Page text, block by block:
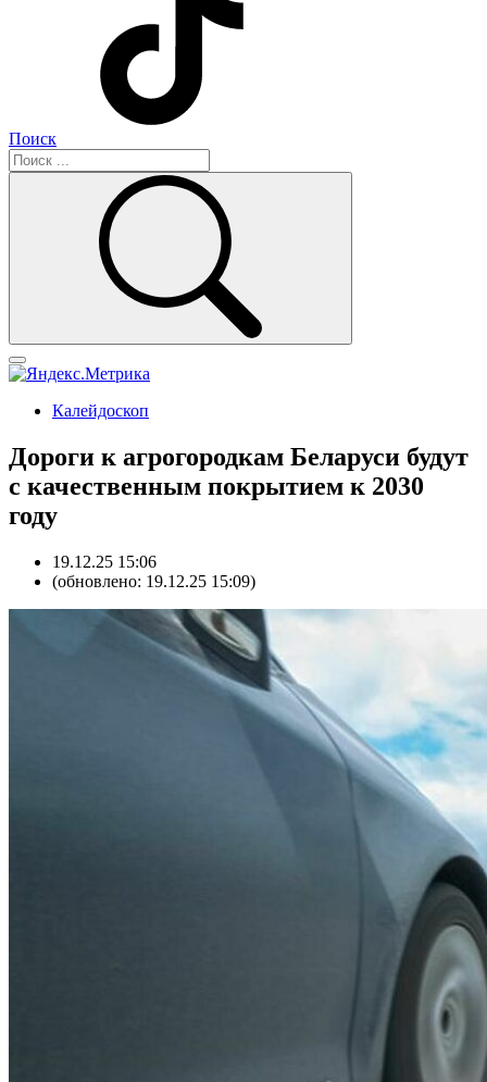
Поиск
Калейдоскоп
Дороги к агрогородкам Беларуси будут
с качественным покрытием к 2030
году
19.12.25 15:06
(обновлено: 19.12.25 15:09)